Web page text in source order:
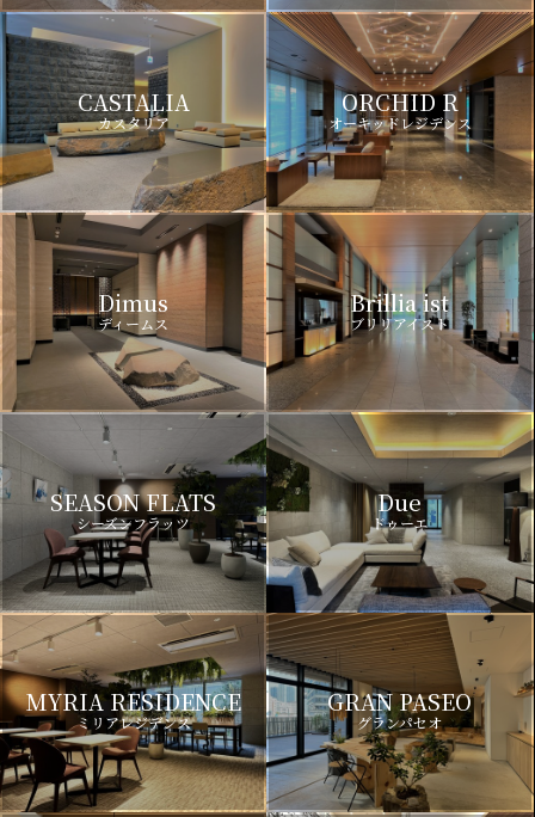
CASTALIA
カスタリア
ORCHID R
オーキッドレジデンス
Dimus
ディームス
Brillia ist
ブリリアイスト
SEASON FLATS
シーズンフラッツ
Due
ドゥーエ
MYRIA RESIDENCE
ミリアレジデンス
GRAN PASEO
グランパセオ